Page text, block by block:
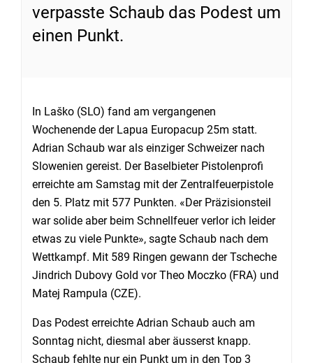
verpasste Schaub das Podest um
einen Punkt.
In Laško (SLO) fand am vergangenen
Wochenende der Lapua Europacup 25m statt.
Adrian Schaub war als einziger Schweizer nach
Slowenien gereist. Der Baselbieter Pistolenprofi
erreichte am Samstag mit der Zentralfeuerpistole
den 5. Platz mit 577 Punkten. «Der Präzisionsteil
war solide aber beim Schnellfeuer verlor ich leider
etwas zu viele Punkte», sagte Schaub nach dem
Wettkampf. Mit 589 Ringen gewann der Tscheche
Jindrich Dubovy Gold vor Theo Moczko (FRA) und
Matej Rampula (CZE).
Das Podest erreichte Adrian Schaub auch am
Sonntag nicht, diesmal aber äusserst knapp.
Schaub fehlte nur ein Punkt um in den Top 3